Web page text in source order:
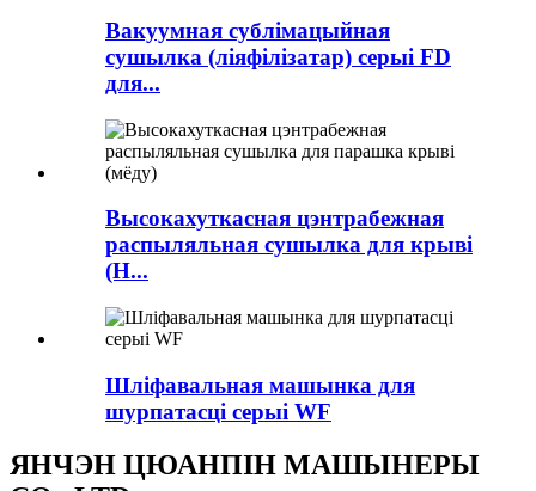
Вакуумная сублімацыйная
сушылка (ліяфілізатар) серыі FD
для...
Высокахуткасная цэнтрабежная
распыляльная сушылка для крыві
(H...
Шліфавальная машынка для
шурпатасці серыі WF
ЯНЧЭН ЦЮАНПІН МАШЫНЕРЫ